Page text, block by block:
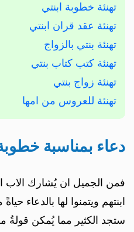
تهنئة خطوبة ابنتي
تهنئة عقد قران ابنتي
تهنئة بنتي بالزواج
تهنئة كتب كتاب بنتي
تهنئة زواج بنتي
تهنئة للعروس من امها
دعاء بمناسبة
فمن الجميل ان يُشارك الاب
ابنتهم ويتمنوا لها بالدعاء
ستجد الكثير مما يُمكن قولةُ